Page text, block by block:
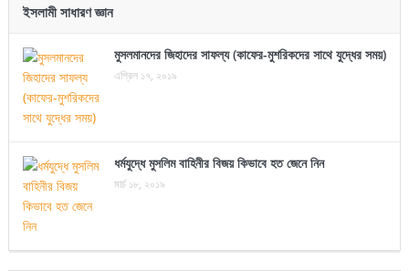
ইসলামী সাধারণ জ্ঞান
মুসলমানদের জিহাদের সাফল্য (কাফের-মুশরিকদের সাথে যুদ্ধের সময়)
এপ্রিল ১৭, ২০১৯
ধর্মযুদ্ধে মুসলিম বাহিনীর বিজয় কিভাবে হত জেনে নিন
মার্চ ১৮, ২০১৯